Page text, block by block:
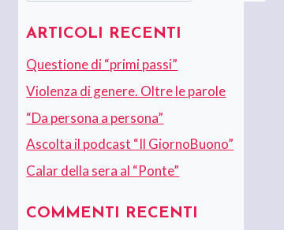
ARTICOLI RECENTI
Questione di “primi passi”
Violenza di genere. Oltre le parole
“Da persona a persona”
Ascolta il podcast “Il GiornoBuono”
Calar della sera al “Ponte”
COMMENTI RECENTI